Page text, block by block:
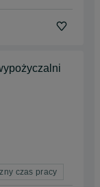
czas pracy